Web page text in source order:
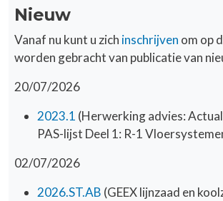
Nieuw
Vanaf nu kunt u zich inschrijven om op
worden gebracht van publicatie van
20/07/2026
2023.1 (Herwerking advies:
PAS-lijst Deel 1: R-1
02/07/2026
2026.ST.AB (GEEX lijnzaad en